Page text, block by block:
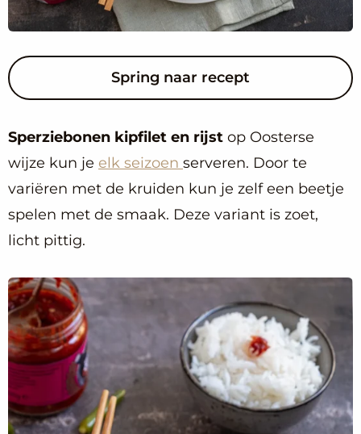
Spring naar recept
Sperziebonen kipfilet en rijst op Oosterse
wijze kun je elk seizoen serveren. Door te
variëren met de kruiden kun je zelf een beetje
spelen met de smaak. Deze variant is zoet,
licht pittig.